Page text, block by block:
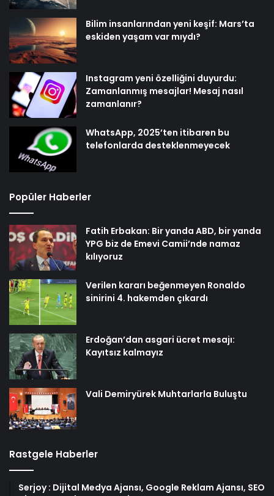
Bilim insanlarından yeni keşif: Mars’ta
eskiden yaşam var mıydı?
Instagram yeni özelliğini duyurdu:
Zamanlanmış mesajlar! Mesaj nasıl
zamanlanır?
WhatsApp, 2025’ten itibaren bu
telefonlarda desteklenmeyecek
Popüler Haberler
Fatih Erbakan: Bir yanda ABD, bir yanda
YPG biz de Emevi Camii’nde namaz
kılıyoruz
Verilen kararı beğenmeyen Ronaldo
sinirini 4. hakemden çıkardı
Erdoğan’dan asgari ücret mesajı:
Kayıtsız kalmayız
Vali Demiryürek Muhtarlarla Buluştu
Rastgele Haberler
Serjoy : Dijital Medya Ajansı, Google Reklam Ajansı, SEO